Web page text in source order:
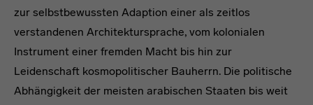
zur selbstbewussten Adaption einer als zeitlos
verstandenen Architektursprache, vom kolonialen
Instrument einer fremden Macht bis hin zur
Leidenschaft kosmopolitischer Bauherrn. Die politische
Abhängigkeit der meisten arabischen Staaten bis weit